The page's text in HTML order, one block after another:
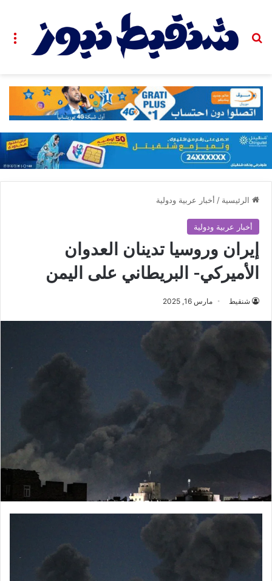
بحث عن
الرئيسية / أخبار عربية ودولية
أخبار عربية ودولية
إيران وروسيا تدينان العدوان
الأميركي- البريطاني على اليمن
شنقيط مارس 16, 2025